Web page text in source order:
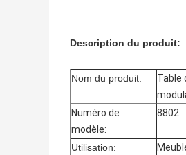
Description du produit:
Nom du produit:
Table
Numéro de
modèle:
8802
Utilisation: